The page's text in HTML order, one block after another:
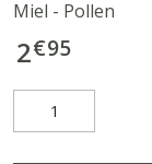
Miel - Pollen
2€95